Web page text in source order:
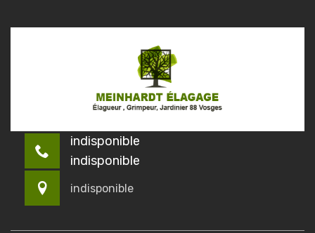
indisponible
indisponible
indisponible